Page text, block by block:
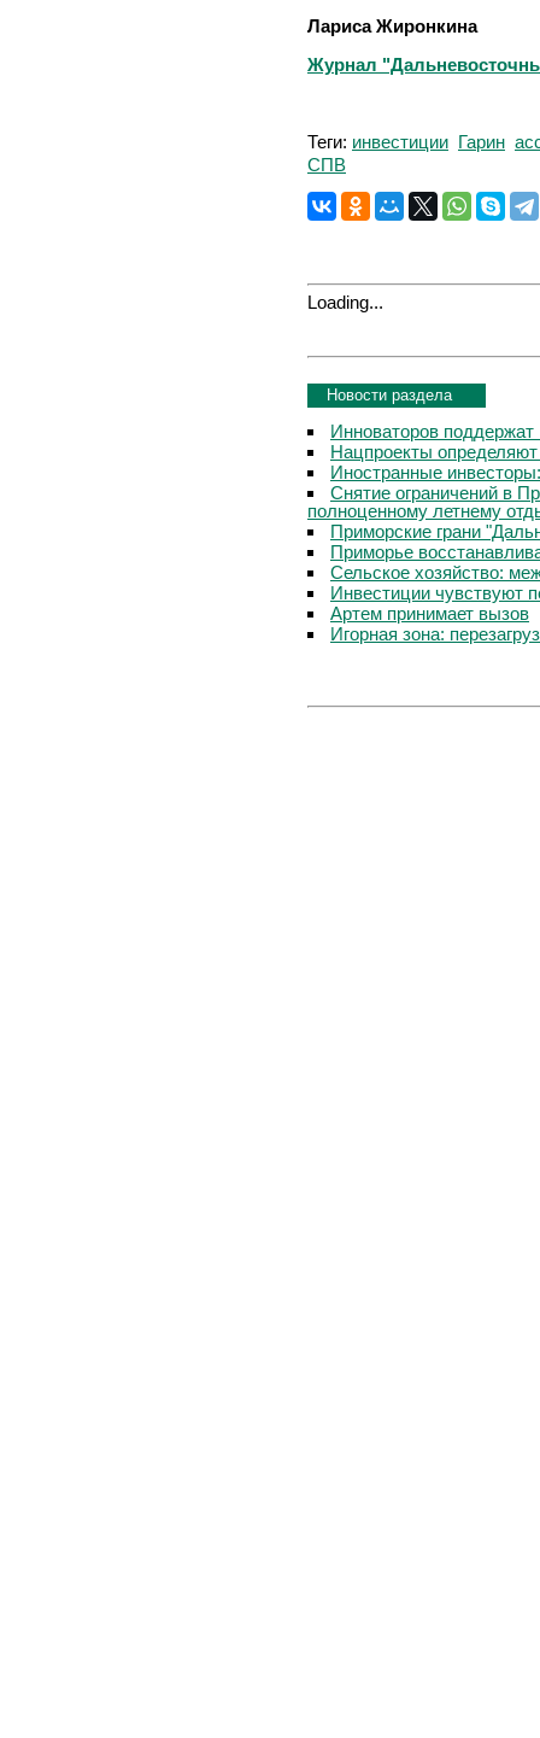
Лариса Жиронкина
Журнал
Теги: инвестиции Гарин
СПВ
Loading...
Новости раздела
Инноваторов поддержат
Нацпроекты определяют
Иностранные
Снятие ограничений в
полноценному летнему
Приморские грани
Приморье
Сельское хозяйство:
Инвестиции чувствуют
Артем принимает вызов
Игорная зона: